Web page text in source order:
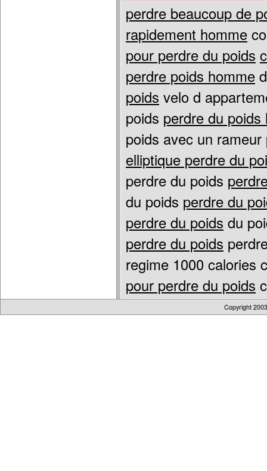
perdre beaucoup de
rapidement homme
pour perdre du poids
perdre poids homme
poids velo d
poids perdre du poids
poids avec un rameur
elliptique perdre du
perdre du poids
du poids perdre du
perdre du poids du
perdre du poids
regime 1000 calories
pour perdre du poids
Copyright